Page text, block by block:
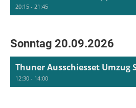
20:15 - 21:45
Sonntag 20.09.2026
Thuner Ausschiesset Umzug
12:30 - 14:00